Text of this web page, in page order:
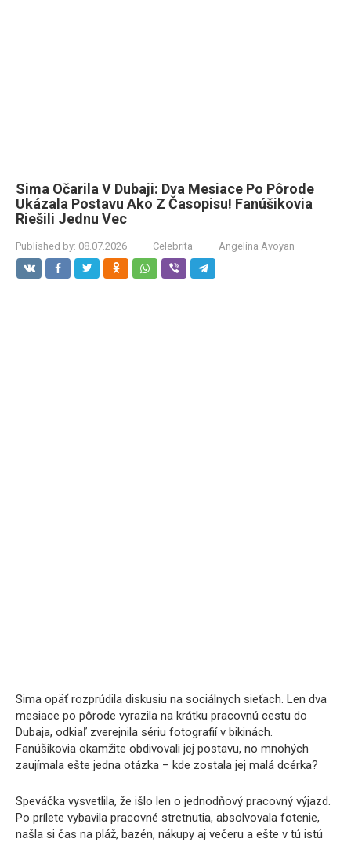
Sima Očarila V Dubaji: Dva Mesiace Po Pôrode
Ukázala Postavu Ako Z Časopisu! Fanúšikovia
Riešili Jednu Vec
Published by: 08.07.2026 Celebrita Angelina Avoyan
Sima opäť rozprúdila diskusiu na sociálnych sieťach. Len dva
mesiace po pôrode vyrazila na krátku pracovnú cestu do
Dubaja, odkiaľ zverejnila sériu fotografií v bikinách.
Fanúšikovia okamžite obdivovali jej postavu, no mnohých
zaujímala ešte jedna otázka – kde zostala jej malá dcérka?
Speváčka vysvetlila, že išlo len o jednodňový pracovný výjazd.
Po prílete vybavila pracovné stretnutia, absolvovala fotenie,
našla si čas na pláž, bazén, nákupy aj večeru a ešte v tú istú